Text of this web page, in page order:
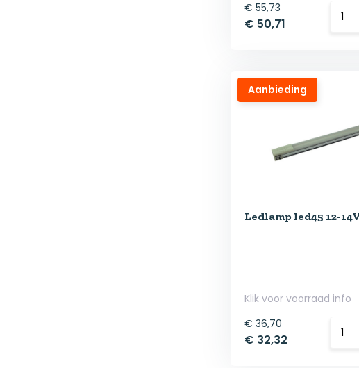
€ 55,73
€ 50,71
Aanbieding
Ledlamp led45 12-
Klik voor voorraad info
€ 36,70
€ 32,32